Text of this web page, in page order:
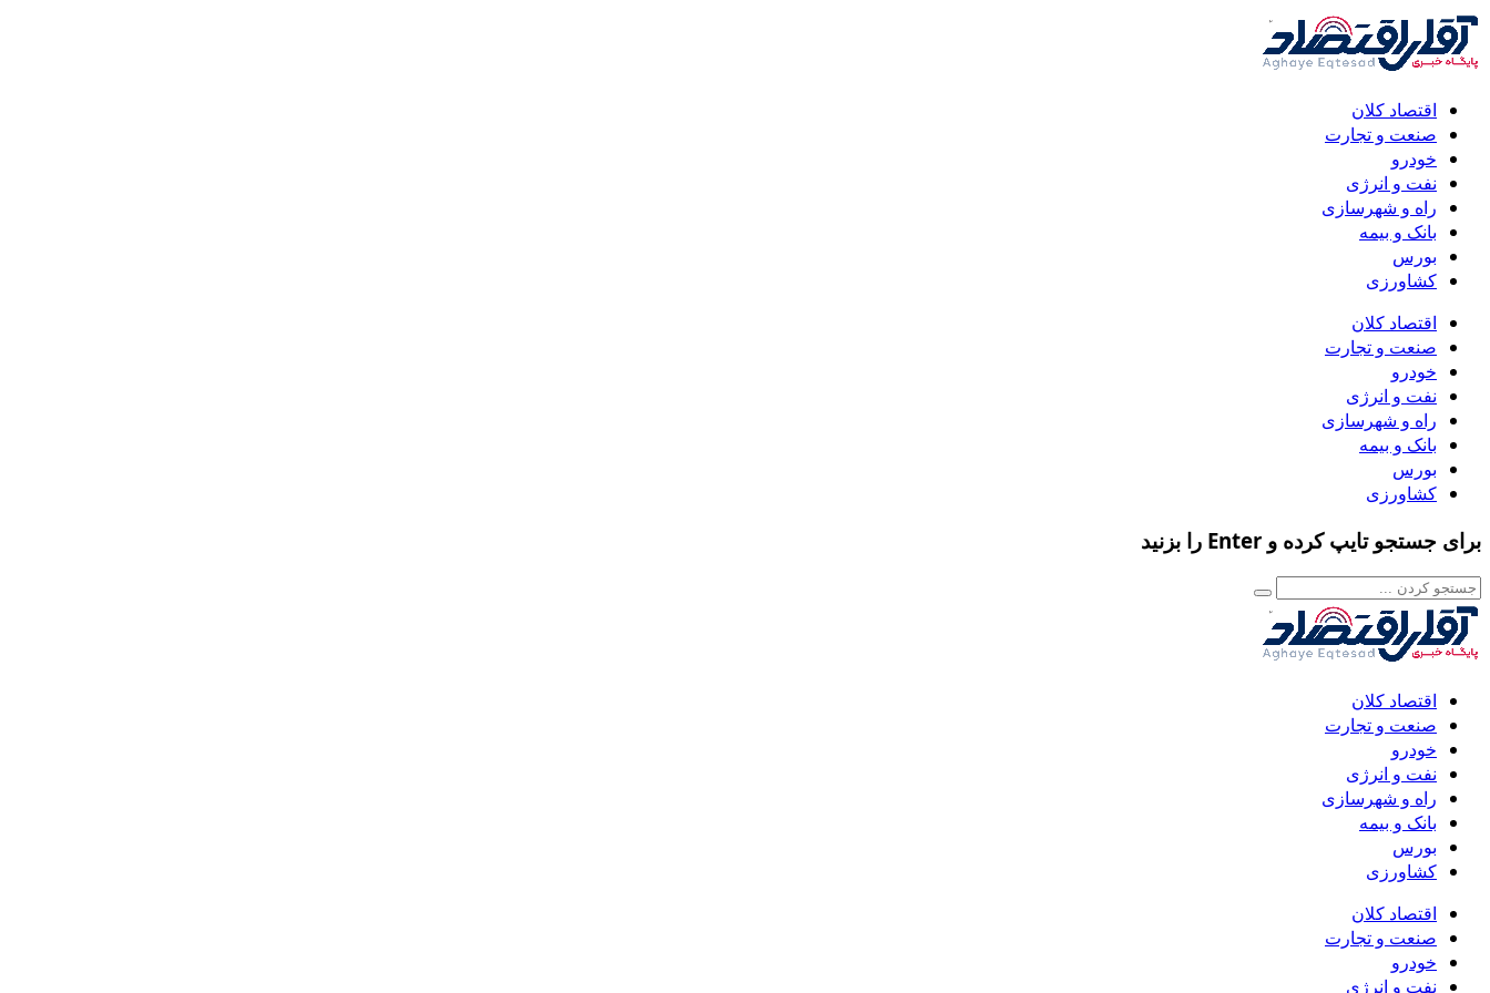
اقتصاد کلان
صنعت و تجارت
خودرو
نفت و انرژی
راه و شهرسازی
بانک و بیمه
بورس
کشاورزی
اقتصاد کلان
صنعت و تجارت
خودرو
نفت و انرژی
راه و شهرسازی
بانک و بیمه
بورس
کشاورزی
برای جستجو تایپ کرده و Enter را بزنید
اقتصاد کلان
صنعت و تجارت
خودرو
نفت و انرژی
راه و شهرسازی
بانک و بیمه
بورس
کشاورزی
اقتصاد کلان
صنعت و تجارت
خودرو
نفت و انرژی